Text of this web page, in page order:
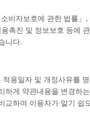
비자보호에 관한 법률
용촉진 및 정보보호 등에
니다.
용일자 및 개정사유를
하게 약관내용을 변경하
교하여 이용자가 알기 쉽